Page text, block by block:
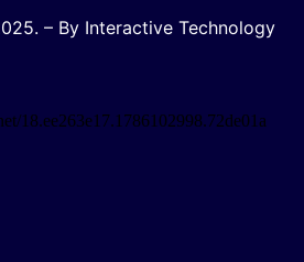
– By Interactive Technology